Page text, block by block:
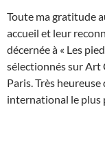
Toute ma gratitude
accueil et leur
décernée à « Les
sélectionnés sur Art
Paris. Très
international le plus